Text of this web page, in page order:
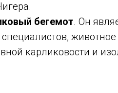
бегемот. Он
карликовости и